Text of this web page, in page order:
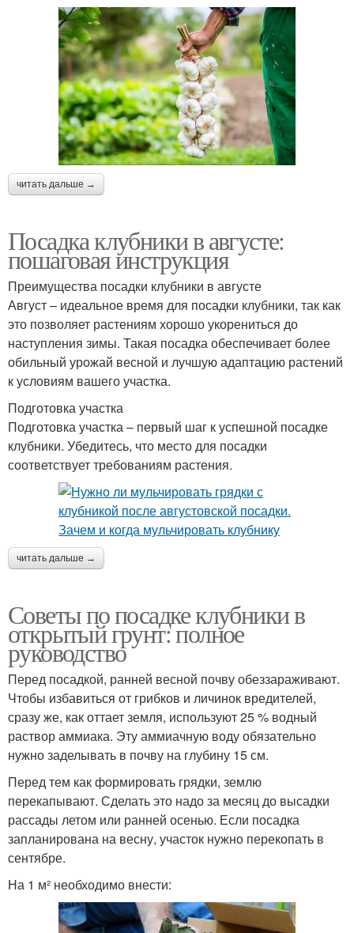
читать дальше →
Посадка клубники в августе:
пошаговая инструкция
Преимущества посадки клубники в августе
Август – идеальное время для посадки клубники, так как
это позволяет растениям хорошо укорениться до
наступления зимы. Такая посадка обеспечивает более
обильный урожай весной и лучшую адаптацию растений
к условиям вашего участка.
Подготовка участка
Подготовка участка – первый шаг к успешной посадке
клубники. Убедитесь, что место для посадки
соответствует требованиям растения.
читать дальше →
Советы по посадке клубники в
открытый грунт: полное
руководство
Перед посадкой, ранней весной почву обеззараживают.
Чтобы избавиться от грибков и личинок вредителей,
сразу же, как оттает земля, используют 25 % водный
раствор аммиака. Эту аммиачную воду обязательно
нужно заделывать в почву на глубину 15 см.
Перед тем как формировать грядки, землю
перекапывают. Сделать это надо за месяц до высадки
рассады летом или ранней осенью. Если посадка
запланирована на весну, участок нужно перекопать в
сентябре.
На 1 м² необходимо внести: